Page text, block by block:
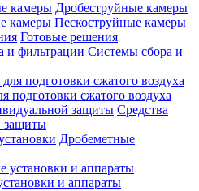
Дробеструйные камеры
Пескоструйные камеры
Готовые решения
Системы сбора и
подготовки сжатого воздуха
Средства
защиты
Дробеметные
и аппараты